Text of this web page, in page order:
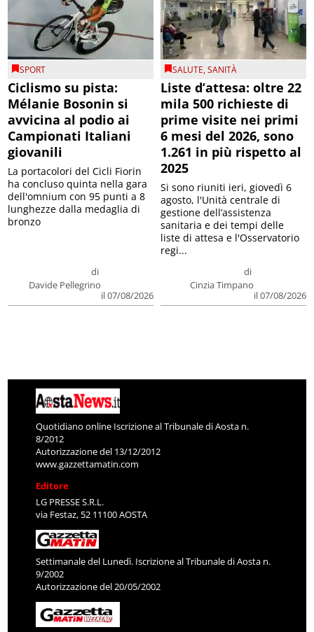
SPORT
Ciclismo su pista:
Mélanie Bosonin si
avvicina al podio ai
Campionati Italiani
giovanili
di
Davide Pellegrino
il 07/08/2026
La portacolori del Cicli Fiorin
ha concluso quinta nella gara
dell'omnium con 95 punti a 8
lunghezze dalla medaglia di
bronzo
SALUTE,SANITÀ
Liste d’attesa: oltre 22
mila 500 richieste di
prime visite nei primi
6 mesi del 2026, sono
1.261 in più rispetto al
2025
di
Cinzia Timpano
il 07/08/2026
Si sono riuniti ieri, giovedì 6
agosto, l'Unità centrale di
gestione dell’assistenza
sanitaria e dei tempi delle
liste di attesa e l'Osservatorio
regi...
Quotidiano online Iscrizione al Tribunale di Aosta n.
8/2012
Autorizzazione del 13/12/2012
www.gazzettamatin.com
Editore
LG PRESSE S.R.L.
via Festaz, 52 11100 AOSTA
Settimanale del Lunedì. Iscrizione al Tribunale di Aosta n.
9/2002
Autorizzazione del 20/05/2002